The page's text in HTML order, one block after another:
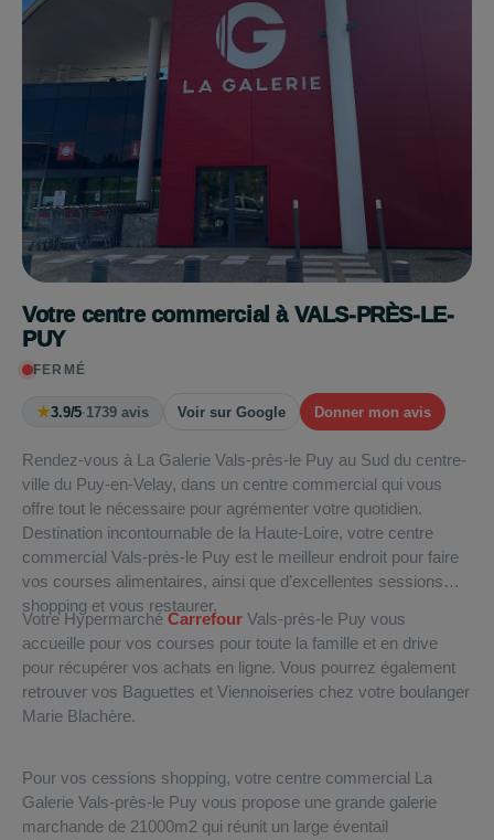
Votre centre commercial à VALS-PRÈS-LE-
PUY
FERMÉ
★3.9/5· 1739 avis Voir sur Google Donner mon avis
Rendez-vous à La Galerie Vals-près-le Puy au Sud du centre-
ville du Puy-en-Velay, dans un centre commercial qui vous
offre tout le nécessaire pour agrémenter votre quotidien.
Destination incontournable de la Haute-Loire, votre centre
commercial Vals-près-le Puy est le meilleur endroit pour faire
vos courses alimentaires, ainsi que d’excellentes sessions
shopping et vous restaurer.
Votre Hypermarché Carrefour Vals-près-le Puy vous
accueille pour vos courses pour toute la famille et en drive
pour récupérer vos achats en ligne. Vous pourrez également
retrouver vos Baguettes et Viennoiseries chez votre boulanger
Marie Blachère.
Pour vos cessions shopping, votre centre commercial La
Galerie Vals-près-le Puy vous propose une grande galerie
marchande de 21000m2 qui réunit un large éventail